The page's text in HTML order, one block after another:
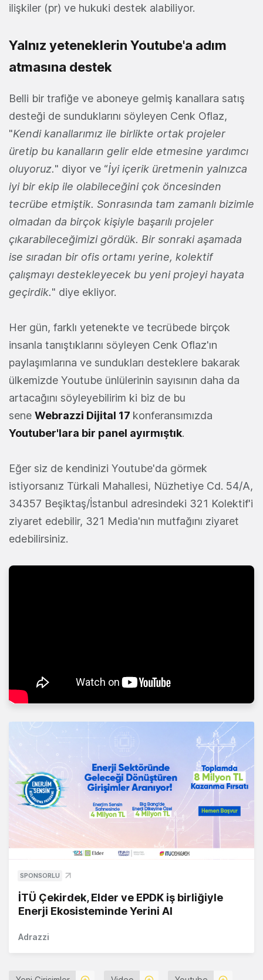
ilişkiler (pr) ve hukuki destek alabiliyor.
Yalnız yeteneklerin Youtube'a adım
atmasına destek
Belli bir trafiğe ve aboneye gelmiş kanallara satış
desteği de sunduklarını söyleyen Cenk Oflaz,
"Kendi kanallarımız ile birlikte ortak projeler
üretip bu kanalların gelir elde etmesine yardımcı
oluyoruz." diyor ve “İyi içerik üretmenin yalnızca
iyi bir ekip ile olabileceğini çok öncesinden
tecrübe etmiştik. Sonrasında tam zamanlı bizimle
olmadan da birçok kişiyle başarılı projeler
çıkarabileceğimizi gördük. Bir sonraki aşamada
ise sıradan bir ofis ortamı yerine, kolektif
çalışmayı destekleyecek bu yeni projeyi hayata
geçirdik." diye ekliyor.
Her gün, farklı yetenekte ve tecrübede birçok
insanla tanıştıklarını söyleyen Cenk Oflaz'ın
paylaşımlarına ve sundukları desteklere bakarak
ülkemizde Youtube ünlülerinin sayısının daha da
artacağını söyleyebilirim ki biz de bu
sene Webrazzi Dijital 17 konferansımızda
Youtuber'lara bir panel ayırmıştık.
Eğer siz de kendinizi Youtube'da görmek
istiyorsanız Türkali Mahallesi, Nüzhetiye Cd. 54/A,
34357 Beşiktaş/İstanbul adresindeki 321 Kolektif'i
ziyaret edebilir, 321 Media'nın mutfağını ziyaret
edebilirsiniz.
SPONSORLU
İTÜ Çekirdek, Elder ve EPDK iş birliğiyle
Enerji Ekosisteminde Yerini Al
Adrazzi